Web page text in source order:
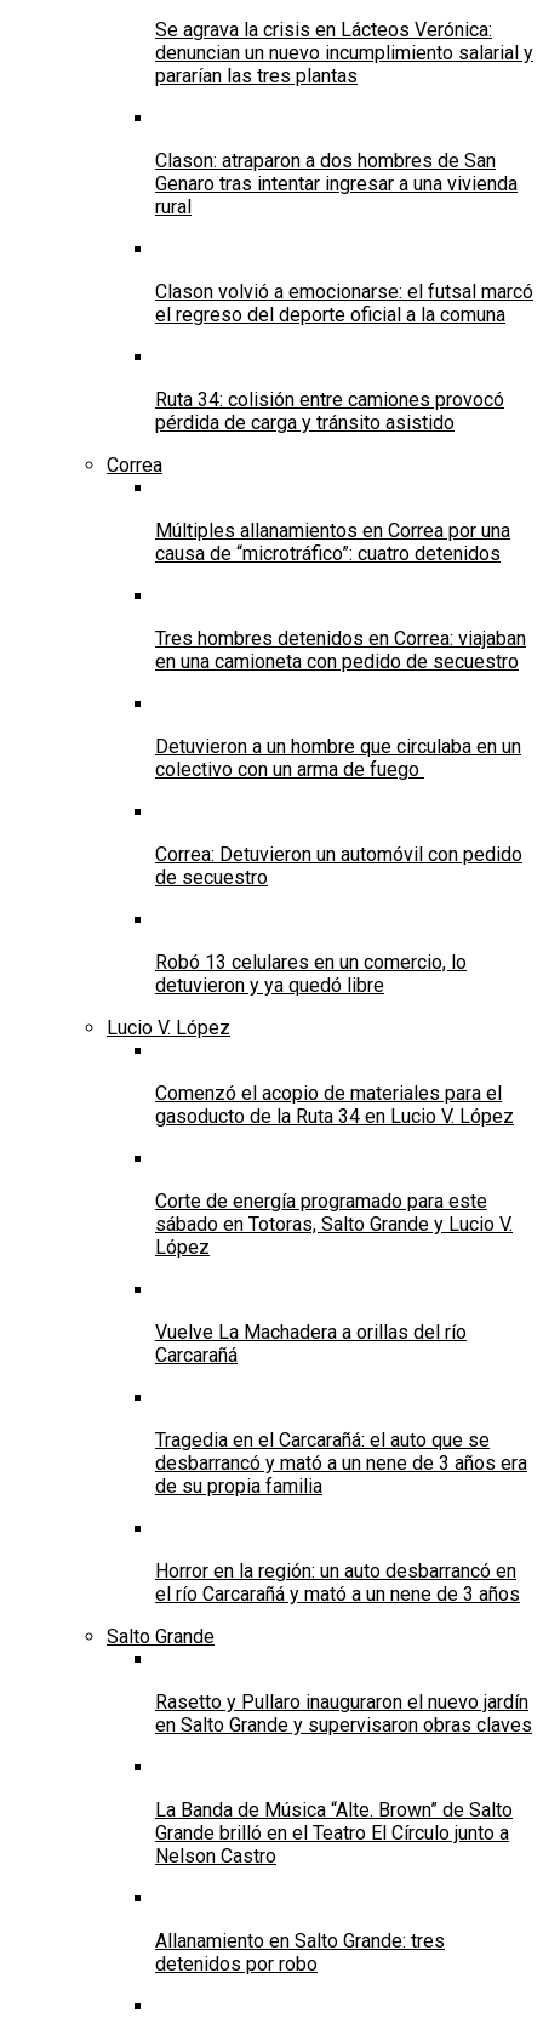
Se agrava la crisis en Lácteos Verónica:
denuncian un nuevo incumplimiento salarial y
pararían las tres plantas
Clason: atraparon a dos hombres de San
Genaro tras intentar ingresar a una vivienda
rural
Clason volvió a emocionarse: el futsal marcó
el regreso del deporte oficial a la comuna
Ruta 34: colisión entre camiones provocó
pérdida de carga y tránsito asistido
Correa
Múltiples allanamientos en Correa por una
causa de “microtráfico”: cuatro detenidos
Tres hombres detenidos en Correa: viajaban
en una camioneta con pedido de secuestro
Detuvieron a un hombre que circulaba en un
colectivo con un arma de fuego
Correa: Detuvieron un automóvil con pedido
de secuestro
Robó 13 celulares en un comercio, lo
detuvieron y ya quedó libre
Lucio V. López
Comenzó el acopio de materiales para el
gasoducto de la Ruta 34 en Lucio V. López
Corte de energía programado para este
sábado en Totoras, Salto Grande y Lucio V.
López
Vuelve La Machadera a orillas del río
Carcarañá
Tragedia en el Carcarañá: el auto que se
desbarrancó y mató a un nene de 3 años era
de su propia familia
Horror en la región: un auto desbarrancó en
el río Carcarañá y mató a un nene de 3 años
Salto Grande
Rasetto y Pullaro inauguraron el nuevo jardín
en Salto Grande y supervisaron obras claves
La Banda de Música “Alte. Brown” de Salto
Grande brilló en el Teatro El Círculo junto a
Nelson Castro
Allanamiento en Salto Grande: tres
detenidos por robo